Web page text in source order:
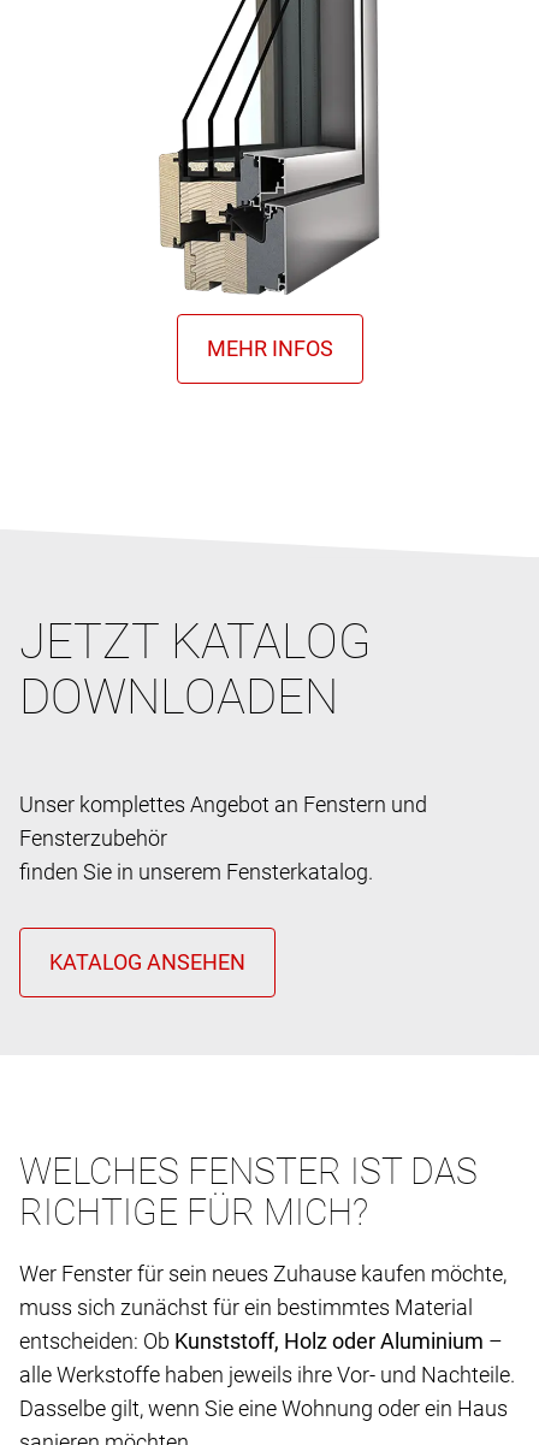
JETZT KATALOG
DOWNLOADEN
Unser komplettes Angebot an Fenstern und
Fensterzubehör
finden Sie in unserem Fensterkatalog.
WELCHES FENSTER IST DAS
RICHTIGE FÜR MICH?
Wer Fenster für sein neues Zuhause kaufen möchte,
muss sich zunächst für ein bestimmtes Material
entscheiden: Ob Kunststoff, Holz oder Aluminium –
alle Werkstoffe haben jeweils ihre Vor- und Nachteile.
Dasselbe gilt, wenn Sie eine Wohnung oder ein Haus